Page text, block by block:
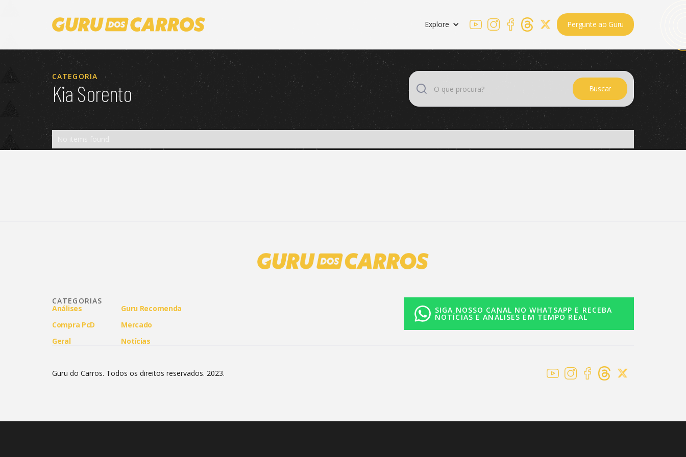
Explore Pergunte ao Guru
CATEGORIA
Kia Sorento
CATEGORIAS
Análises
Compra PcD
Geral
Guru Recomenda
Mercado
Notícias
SIGA NOSSO CANAL NO WHATSAPP E RECEBA
NOTÍCIAS E ANÁLISES EM TEMPO REAL
Guru do Carros. Todos os direitos reservados. 2023.